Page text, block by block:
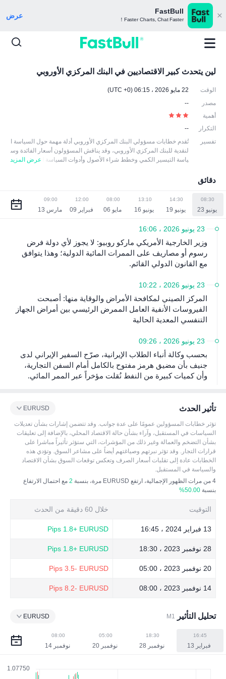
FastBull
Faster Charts, Chat Faster！ عرض
لين يتحدث كبير الاقتصاديين في البنك المركزي الأوروبي
الوقت
22 مايو 2026 ، 06:15 (UTC +0)
مصدر
--
أهمية
التكرار
--
تفسير
عرض المزيد
تُقدم خطابات مسؤولي البنك المركزي الأوروبي أدلة مهمة حول السياسة ا
لنقدية للبنك المركزي الأوروبي، وقد يناقش المسؤولون أسعار الفائدة وس
ياسة التيسير الكمي وخطط شراء الأصول وأدوات السياسة ا
ة عندما يتم تفسير القرائن المتعلقة بالسياسة النقدية على أنها تغييرات مح
تملة في السياسة. وعادة ما يقوم المشاركون في السوق بتعديل توقعات
سياستهم استناداً إلى المعلومات المقدمة في الخطابات التي يدلي بها الم
دقائق
08:30
14:30
13:10
08:00
12:00
09:00
23 يونيو 2026 ، 16:06
وزير الخارجية الأمريكي ماركو روبيو: لا يجوز لأي دولة فرض
رسوم أو مصاريف على الممرات المائية الدولية؛ وهذا يتوافق
مع القانون الدولي القائم.
23 يونيو 2026 ، 10:22
المركز الصيني لمكافحة الأمراض والوقاية منها: أصبحت
الفيروسات الأنفية العامل الممرض الرئيسي بين أمراض الجهاز
التنفسي المعدية الحالية
23 يونيو 2026 ، 09:26
بحسب وكالة أنباء الطلاب الإيرانية، صرّح السفير الإيراني لدى
جنيف بأن مضيق هرمز مفتوح بالكامل أمام السفن التجارية،
وأن كميات كبيرة من النفط نُقلت مؤخراً عبر الممر المائي.
تأثير الحدث EURUSD
تؤثر خطابات المسؤولين عمومًا على عدة جوانب. وقد تتضمن إشارات بشأن تعديلات
السياسات في المستقبل، وآراء بشأن حالة الاقتصاد المحلي، بالإضافة إلى تعليقات
بشأن التضخم والعمالة وغير ذلك من المؤشرات، التي ستؤثر تأثيراً مباشرا على
قرارات التجار. وقد تؤثر نبرتهم وصياغتهم أيضاً على مشاعر السوق. وتؤدي هذه
الخطابات عادة إلى تقلبات أسعار الصرف وتعكس توقعات السوق بشأن الاقتصاد
والسياسة في المستقبل.
4 من مرات الظهور الإجمالية، ارتفع EURUSD مرة، بنسبة 2 مع احتمال الارتفاع
بنسبة 50.00%
التوقيت خلال 60 دقيقة من الحدث
13 فبراير 2024 ، 16:45 EURUSD
+1.8 Pips
28 نوفمبر 2023 ، 18:30 EURUSD
+1.8 Pips
20 نوفمبر 2023 ، 05:00 EURUSD
-3.5 Pips
14 نوفمبر 2023 ، 08:00 EURUSD
-8.2 Pips
تحليل التأثير M1
EURUSD
16:45
18:30
05:00
08:00